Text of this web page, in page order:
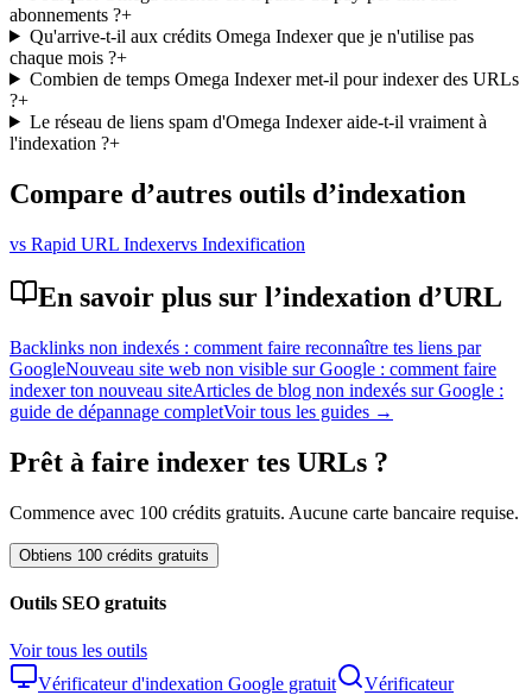
abonnements ?+
Qu'arrive-t-il aux crédits Omega Indexer que je n'utilise pas
chaque mois ?+
Combien de temps Omega Indexer met-il pour indexer des URLs
?+
Le réseau de liens spam d'Omega Indexer aide-t-il vraiment à
l'indexation ?+
Compare d’autres outils d’indexation
vs Rapid URL Indexervs Indexification
En savoir plus sur l’indexation d’URL
Backlinks non indexés : comment faire reconnaître tes liens par
GoogleNouveau site web non visible sur Google : comment faire
indexer ton nouveau siteArticles de blog non indexés sur Google :
guide de dépannage completVoir tous les guides →
Prêt à faire indexer tes URLs ?
Commence avec 100 crédits gratuits. Aucune carte bancaire requise.
Obtiens 100 crédits gratuits
Outils SEO gratuits
Voir tous les outils
Vérificateur d'indexation Google gratuit
Vérificateur